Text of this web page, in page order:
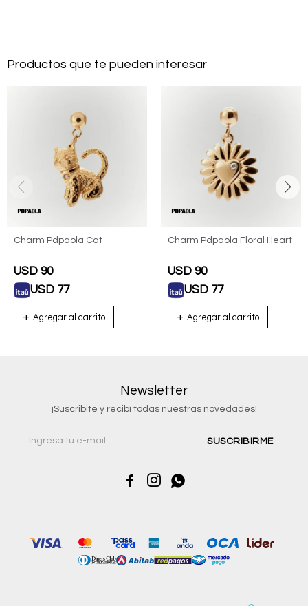
Productos que te pueden interesar
Charm Pdpaola Cat
USD 90
USD 77
Charm Pdpaola Floral Heart
USD 90
USD 77
Newsletter
¡Suscribite y recibí todas nuestras novedades!
SUSCRIBIRME
  